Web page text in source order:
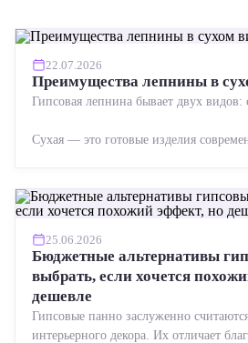
22.07.2026
Преимущества лепнины в
Гипсовая лепнина бывает двух видов:
Сухая — это готовые изделия
25.06.2026
Бюджетные альтернативы
выбрать, если хочется
дешевле
Гипсовые панно заслуженно
интерьерного декора. Их отличает